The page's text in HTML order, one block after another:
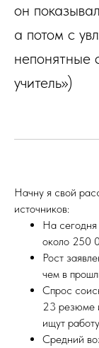
он
а потом с
непонятные
учитель»)
Начну я свой
источников:
На сегодня
около 250
Рост
чем в
Спрос
23 резюме
ищут
Средний